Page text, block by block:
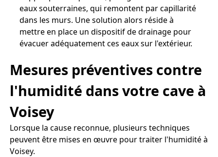
eaux souterraines, qui remontent par capillarité
dans les murs. Une solution alors réside à
mettre en place un dispositif de drainage pour
évacuer adéquatement ces eaux sur l'extérieur.
Mesures préventives contre
l'humidité dans votre cave à
Voisey
Lorsque la cause reconnue, plusieurs techniques
peuvent être mises en œuvre pour traiter l'humidité à
Voisey.